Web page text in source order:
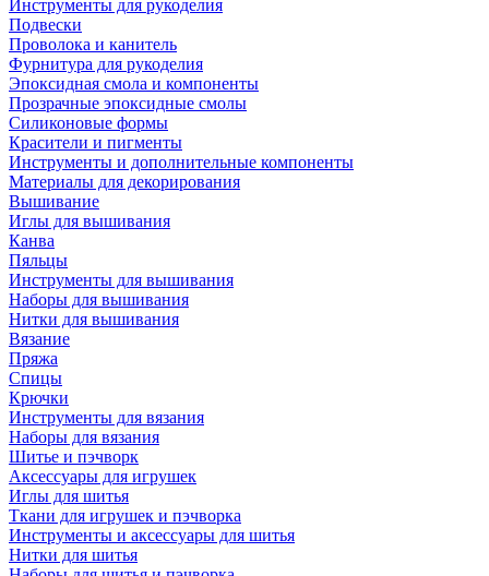
Инструменты для рукоделия
Подвески
Проволока и канитель
Фурнитура для рукоделия
Эпоксидная смола и компоненты
Прозрачные эпоксидные смолы
Силиконовые формы
Красители и пигменты
Инструменты и дополнительные компоненты
Материалы для декорирования
Вышивание
Иглы для вышивания
Канва
Пяльцы
Инструменты для вышивания
Наборы для вышивания
Нитки для вышивания
Вязание
Пряжа
Спицы
Крючки
Инструменты для вязания
Наборы для вязания
Шитье и пэчворк
Аксессуары для игрушек
Иглы для шитья
Ткани для игрушек и пэчворка
Инструменты и аксессуары для шитья
Нитки для шитья